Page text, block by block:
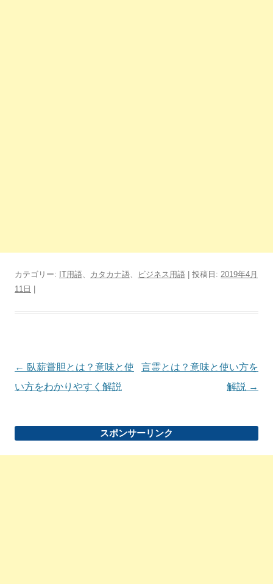
カテゴリー: IT用語、 カタカナ語、 ビジネス用語 | 投稿日: 2019年4月
11日
投
稿
ビ
← 臥薪嘗胆とは？意味と使
い方をわかりやすく解説
言霊とは？意味と使い方を
解説 →
スポンサーリンク